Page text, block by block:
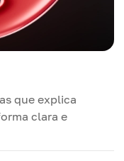
que explica
clara e